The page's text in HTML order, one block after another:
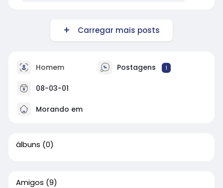
Carregar mais posts
Homem Postagens 1
08-03-01
Morando em
álbuns (0)
Amigos (9)